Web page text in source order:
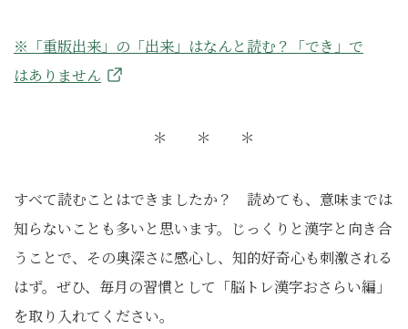
※「重版出来」の「出来」はなんと読む？「でき」で
はありません
＊ ＊ ＊
すべて読むことはできましたか？ 読めても、意味までは
知らないことも多いと思います。じっくりと漢字と向き合
うことで、その奥深さに感心し、知的好奇心も刺激される
はず。ぜひ、毎月の習慣として「脳トレ漢字おさらい編」
を取り入れてください。